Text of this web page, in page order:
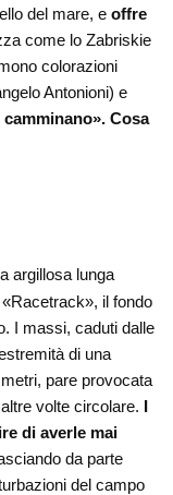
del mare, eoffre
come lo Zabriskie
colorazioni
Antonioni) e
Cosa
argillosa lunga
il fondo
I massi, caduti dalle
di una
pare provocata
volte circolare. I
di averle mai
da parte
del campo